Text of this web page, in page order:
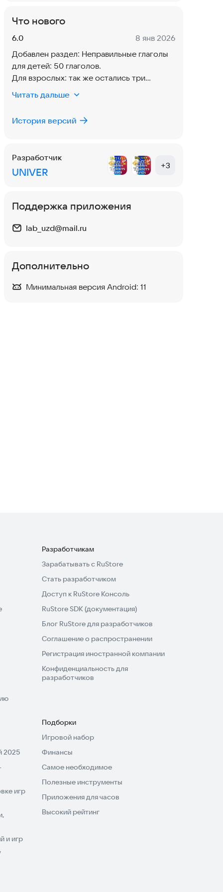
Что нового
Версия:
6.0 Дата:
8 янв 2026
Добавлен раздел: Неправильные глаголы
для детей: 50 глаголов.
Для взрослых: так же остались три
раздела: 50 (самых главных глаголов) + 50
(просто главных) + 110 (не очень главных…:)
Читать дальше
История версий
Разработчик
UNIVER
+3
Поддержка приложения
lab_uzd@mail.ru
Дополнительно
Минимальная версия Android: 11
Разработчикам
Зарабатывать с RuStore
Стать разработчиком
Доступ к RuStore Консоль
RuStore SDK (документация)
Блог RuStore для разработчиков
Соглашение о распространении
Регистрация иностранной компании
Конфиденциальность для
разработчиков
2025
игр
и игр
Подборки
Игровой набор
Финансы
Самое необходимое
Полезные инструменты
Приложения для часов
Высокий рейтинг